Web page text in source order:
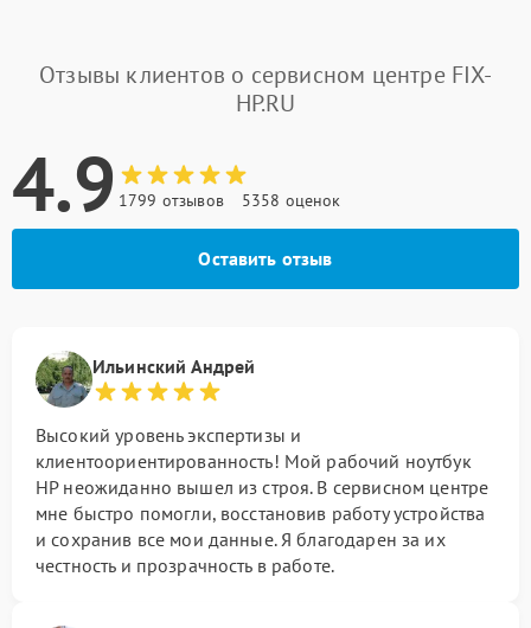
Отзывы клиентов о сервисном центре FIX-
HP.RU
4.9 1799 отзывов 5358 оценок
Оставить отзыв
Ильинский Андрей
Высокий уровень экспертизы и
клиентоориентированность! Мой рабочий ноутбук
HP неожиданно вышел из строя. В сервисном центре
мне быстро помогли, восстановив работу устройства
и сохранив все мои данные. Я благодарен за их
честность и прозрачность в работе.